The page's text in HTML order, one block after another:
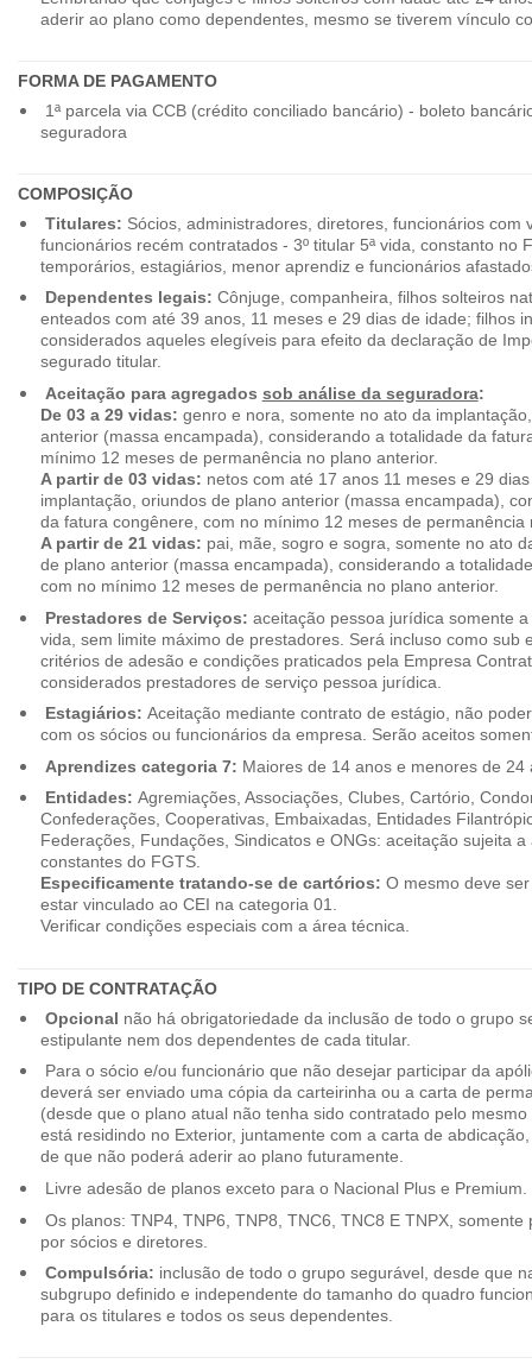
aderir ao plano como dependentes, mesmo se tiverem vínculo
FORMA DE PAGAMENTO
1ª parcela via CCB (crédito conciliado bancário) - boleto
seguradora
COMPOSIÇÃO
Titulares: Sócios, administradores, diretores, funcionários com
funcionários recém contratados - 3º titular 5ª vida, constanto no
temporários, estagiários, menor aprendiz e funcionários
Dependentes legais: Cônjuge, companheira, filhos solteiros
enteados com até 39 anos, 11 meses e 29 dias de idade; filhos
considerados aqueles elegíveis para efeito da declaração de
segurado titular.
Aceitação para agregados sob análise da seguradora:
De 03 a 29 vidas: genro e nora, somente no ato da
anterior (massa encampada), considerando a totalidade da
mínimo 12 meses de permanência no plano anterior.
A partir de 03 vidas: netos com até 17 anos 11 meses e 29
implantação, oriundos de plano anterior (massa encampada),
da fatura congênere, com no mínimo 12 meses de permanência
A partir de 21 vidas: pai, mãe, sogro e sogra, somente no ato
de plano anterior (massa encampada), considerando a
com no mínimo 12 meses de permanência no plano anterior.
Prestadores de Serviços: aceitação pessoa jurídica somente a
vida, sem limite máximo de prestadores. Será incluso como sub
critérios de adesão e condições praticados pela Empresa
considerados prestadores de serviço pessoa jurídica.
Estagiários: Aceitação mediante contrato de estágio, não
com os sócios ou funcionários da empresa. Serão aceitos
Aprendizes categoria 7: Maiores de 14 anos e menores de 24
Entidades: Agremiações, Associações, Clubes, Cartório,
Confederações, Cooperativas, Embaixadas, Entidades
Federações, Fundações, Sindicatos e ONGs: aceitação sujeita
constantes do FGTS.
Especificamente tratando-se de cartórios: O mesmo deve
estar vinculado ao CEI na categoria 01.
Verificar condições especiais com a área técnica.
TIPO DE CONTRATAÇÃO
Opcional não há obrigatoriedade da inclusão de todo o grupo
estipulante nem dos dependentes de cada titular.
Para o sócio e/ou funcionário que não desejar participar da
deverá ser enviado uma cópia da carteirinha ou a carta de
(desde que o plano atual não tenha sido contratado pelo
está residindo no Exterior, juntamente com a carta de
de que não poderá aderir ao plano futuramente.
Livre adesão de planos exceto para o Nacional Plus e Premium.
Os planos: TNP4, TNP6, TNP8, TNC6, TNC8 E TNPX,
por sócios e diretores.
Compulsória: inclusão de todo o grupo segurável, desde que
subgrupo definido e independente do tamanho do quadro
para os titulares e todos os seus dependentes.